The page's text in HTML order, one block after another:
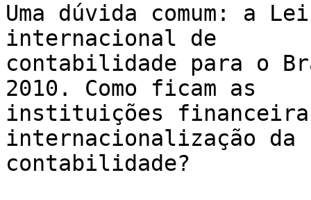
Uma dúvida comum: a
internacional de
contabilidade para o
2010. Como ficam as
instituições financeiras
internacionalização da
contabilidade?